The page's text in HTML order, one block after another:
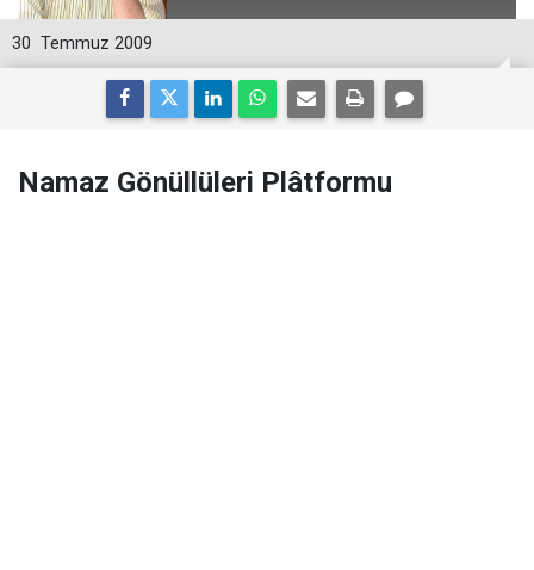
30 Temmuz 2009
Namaz Gönüllüleri Plâtformu